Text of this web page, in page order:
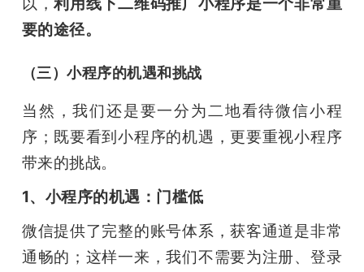
要的途径。
（三）小程序的机遇和挑战
当然，我们还是要一分为二地看待微信小程
序；既要看到小程序的机遇，更要重视小程序
带来的挑战。
1、小程序的机遇：门槛低
微信提供了完整的账号体系，获客通道是非常
通畅的；这样一来，我们不需要为注册、登录